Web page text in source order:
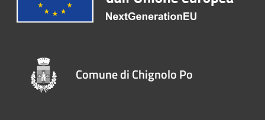
Comune di Chignolo Po